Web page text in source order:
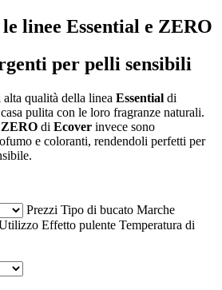
linee Essential e ZERO
per pelli sensibili
qualità della linea Essential di
pulita con le loro fragranze naturali.
ZERO di Ecover invece sono
e coloranti, rendendoli perfetti per
Prezzi Tipo di bucato Marche
Effetto pulente Temperatura di